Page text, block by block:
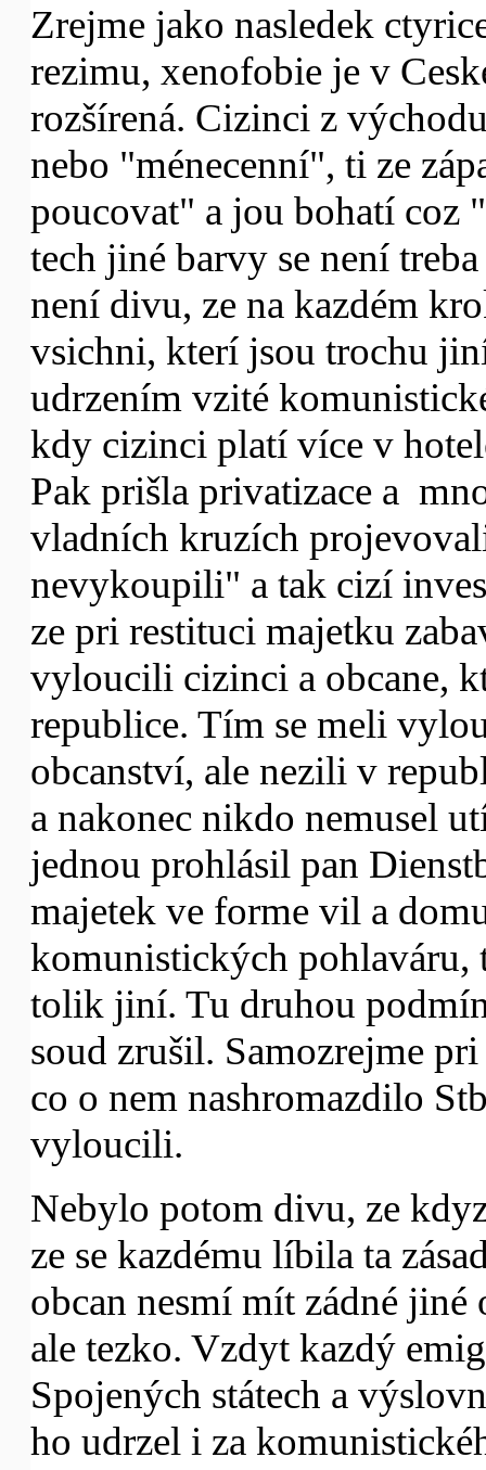
Zrejme jako nasledek
rezimu, xenofobie je v
rozšírená. Cizinci z
nebo "ménecenní", ti ze
poucovat" a jou bohatí coz
tech jiné barvy se není
není divu, ze na kazdém
vsichni, kterí jsou trochu
udrzením vzité
kdy cizinci platí více v
Pak prišla privatizace a
vladních kruzích
nevykoupili" a tak cizí
ze pri restituci majetku
vyloucili cizinci a obcane,
republice. Tím se meli
obcanství, ale nezili v
a nakonec nikdo nemusel
jednou prohlásil pan
majetek ve forme vil a
komunistických pohlaváru,
tolik jiní. Tu druhou
soud zrušil. Samozrejme
co o nem nashromazdilo
vyloucili.
Nebylo potom divu, ze
ze se kazdému líbila ta
obcan nesmí mít zádné
ale tezko. Vzdyt kazdý
Spojených státech a
ho udrzel i za